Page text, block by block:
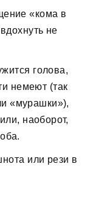
«кома в
не
голова,
немеют (так
«мурашки»),
наоборот,
или рези в